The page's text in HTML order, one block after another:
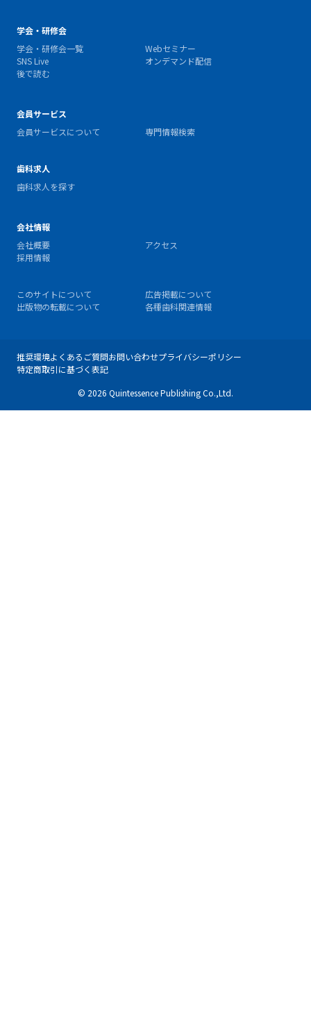
学会・研修会
学会・研修会一覧
Webセミナー
SNS Live
オンデマンド配信
後で読む
会員サービス
会員サービスについて
専門情報検索
歯科求人
歯科求人を探す
会社情報
会社概要
アクセス
採用情報
このサイトについて
広告掲載について
出版物の転載について
各種歯科関連情報
推奨環境よくあるご質問お問い合わせプライバシーポリシー
特定商取引に基づく表記
© 2026 Quintessence Publishing Co.,Ltd.